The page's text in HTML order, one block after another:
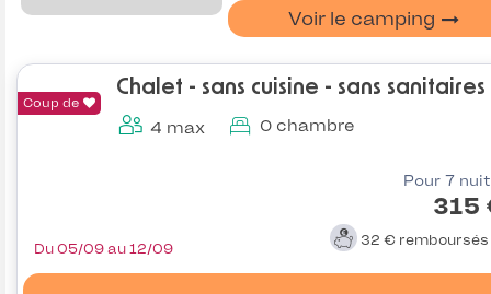
Voir le camping
Coup de
Chalet - sans cuisine - sans sanitaires
4 max 0 chambre
Pour 7
315
32 € remboursés
Du 05/09 au 12/09